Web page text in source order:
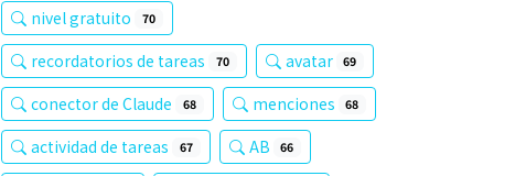
nivel gratuito 70
recordatorios de tareas 70 avatar 69
conector de Claude 68 menciones 68
actividad de tareas 67 AB 66